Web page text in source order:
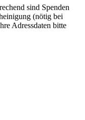
sind Spenden
(nötig bei
Adress­daten bitte